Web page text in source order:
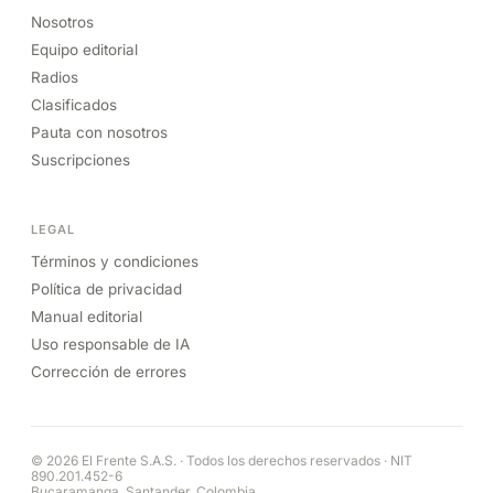
Nosotros
Equipo editorial
Radios
Clasificados
Pauta con nosotros
Suscripciones
LEGAL
Términos y condiciones
Política de privacidad
Manual editorial
Uso responsable de IA
Corrección de errores
© 2026 El Frente S.A.S. · Todos los derechos reservados · NIT
890.201.452-6